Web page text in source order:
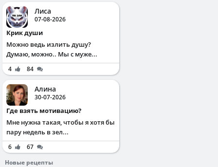
Лиса
07-08-2026
Крик души
Можно ведь излить душу?
Думаю, можно.. Мы с муже...
4 84
Алина
30-07-2026
Где взять мотивацию?
Мне нужна такая, чтобы я хотя бы
пару недель в зел...
6
67
Новые рецепты